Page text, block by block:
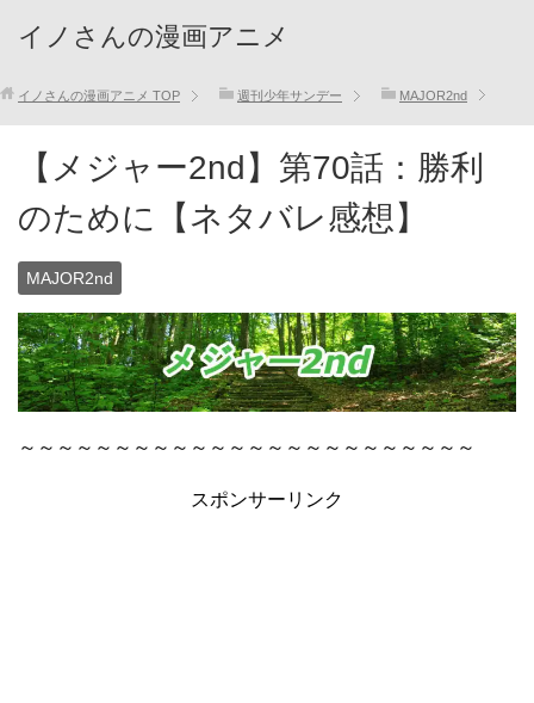
イノさんの漫画アニメ
イノさんの漫画アニメ TOP 週刊少年サンデー MAJOR2nd
【メジャー2nd】第70話：勝利
のために【ネタバレ感想】
MAJOR2nd
～～～～～～～～～～～～～～～～～～～～～～～～
スポンサーリンク